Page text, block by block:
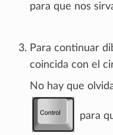
para que nos
Para continuar
coincida con el
No hay que
para